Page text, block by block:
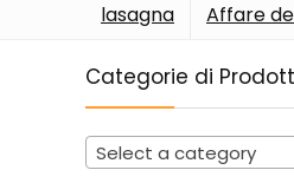
lasagna Affare
Categorie di
Select a category